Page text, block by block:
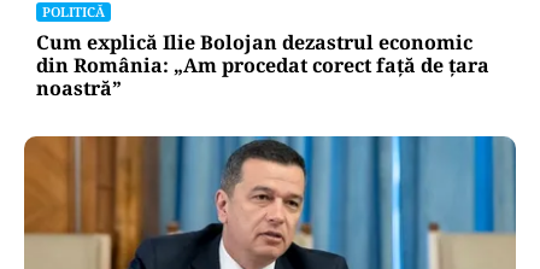
POLITICĂ
Cum explică Ilie Bolojan dezastrul economic
din România: „Am procedat corect față de țara
noastră”